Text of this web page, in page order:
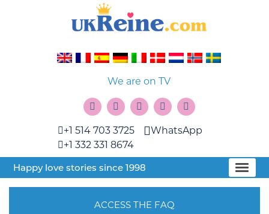
We are on TV
+1 514 703 3725
+1 332 331 8674
WhatsApp
Happy love stories since 1998
ACCESS THE FAQ